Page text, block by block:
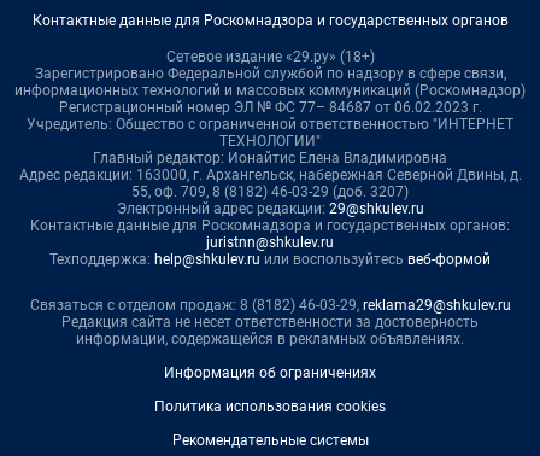
Контактные данные для Роскомнадзора и государственных органов
Сетевое издание «29.ру» (18+)
Зарегистрировано Федеральной службой по надзору в сфере связи,
информационных технологий и массовых коммуникаций (Роскомнадзор)
Регистрационный номер ЭЛ № ФС 77– 84687 от 06.02.2023 г.
Учредитель: Общество с ограниченной ответственностью "ИНТЕРНЕТ
ТЕХНОЛОГИИ"
Главный редактор: Ионайтис Елена Владимировна
Адрес редакции: 163000, г. Архангельск, набережная Северной Двины, д.
55, оф. 709, 8 (8182) 46-03-29 (доб. 3207)
Электронный адрес редакции: 29@shkulev.ru
Контактные данные для Роскомнадзора и государственных органов:
juristnn@shkulev.ru
Техподдержка: help@shkulev.ru или воспользуйтесь веб-формой
Связаться с отделом продаж: 8 (8182) 46-03-29, reklama29@shkulev.ru
Редакция сайта не несет ответственности за достоверность
информации, содержащейся в рекламных объявлениях.
Информация об ограничениях
Политика использования cookies
Рекомендательные системы